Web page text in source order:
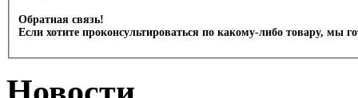
Обратная связь!
Если хотите проконсультироваться по какому-либо товару, мы